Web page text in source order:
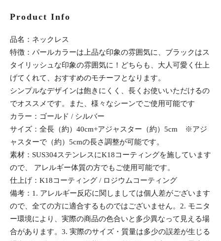
Product Info
品名：ネックレス
特徴：パールカラーは上品な印象の雰囲気に、ブラックはス
タイリッシュな印象の雰囲気に！どちらも、大人可愛く仕上
げてくれて、おすすめのモチーフとなります。
シンプルなデザインは飽きにくく、長くお使いいただけるの
でオススメです。また、様々なシーンでご使用可能です
カラー：ゴールド / シルバー
サイズ：全長（約）40cm+アジャスター（約）5cm ※アジ
ャスターで（約）5cmの長さ調整が可能です。
素材：SUS304ステンレスにK18コーティングを施しています
ので、 アレルギー体質の方でもご使用可能です。
仕上げ：K18コーティング / ロジウムコーティング
備考：1. アレルギー反応に関しましては個人差がございます
ので、全ての方に適合するものではございません。2. モニタ
ー環境により、実際の商品の色合いと多少異なって見える場
合があります。3. 実際のサイズ・質量は多少の誤差が生じる